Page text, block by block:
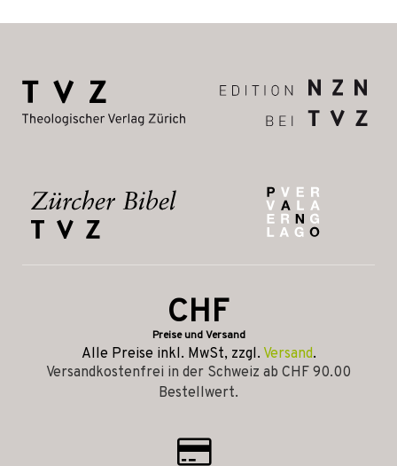
CHF
Preise und Versand
Alle Preise inkl. MwSt, zzgl. Versand.
Versandkostenfrei in der Schweiz ab CHF 90.00
Bestellwert.